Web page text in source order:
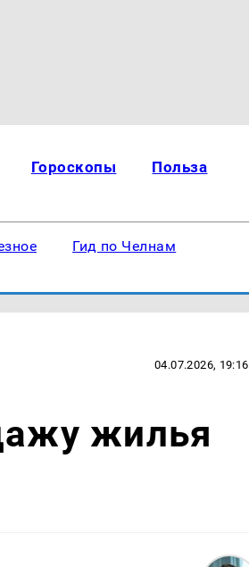
Гороскопы Польза
Гид по Челнам
04.07.2026, 19:16
жилья